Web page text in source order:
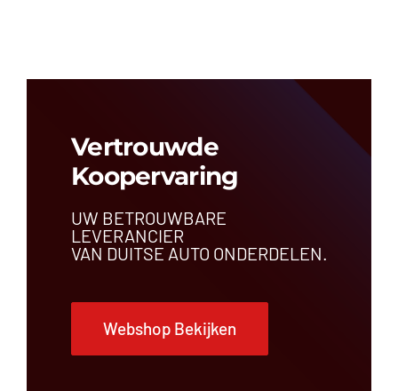
Vertrouwde
Koopervaring
UW BETROUWBARE
LEVERANCIER
VAN DUITSE AUTO ONDERDELEN.
Webshop Bekijken